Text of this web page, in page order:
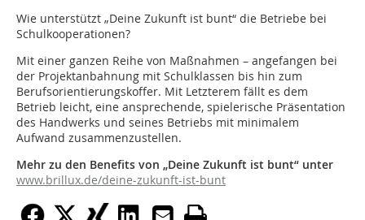
Wie unterstützt „Deine Zukunft ist bunt“ die Betriebe bei
Schulkooperationen?
Mit einer ganzen Reihe von Maßnahmen – angefangen bei
der Projektanbahnung mit Schulklassen bis hin zum
Berufsorientierungskoffer. Mit Letzterem fällt es dem
Betrieb leicht, eine ansprechende, spielerische Präsentation
des Handwerks und seines Betriebs mit minimalem
Aufwand zusammenzustellen.
Mehr zu den Benefits von „Deine Zukunft ist bunt“ unter
www.brillux.de/deine-zukunft-ist-bunt